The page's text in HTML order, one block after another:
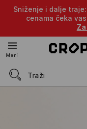
Sniženje i dalje
cenama čeka
Meni